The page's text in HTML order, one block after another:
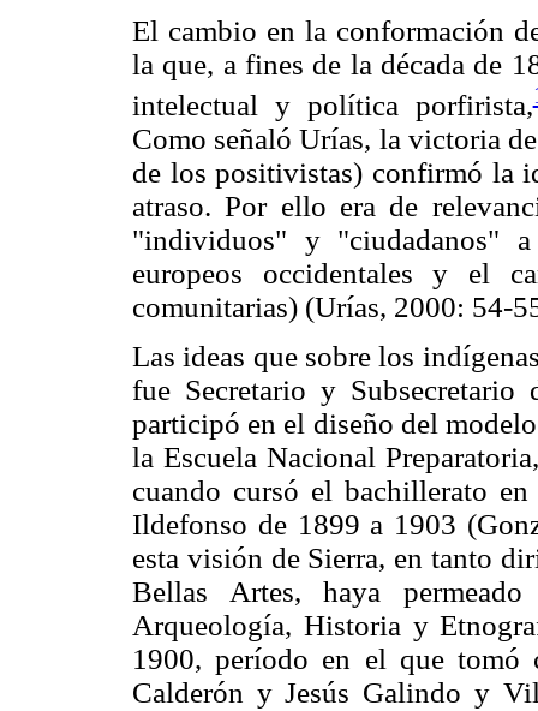
El cambio en la conformación
la que, a fines de la década de
intelectual y política porfirista,
Como señaló Urías, la victoria
de los positivistas) confirmó la
atraso. Por ello era de
"individuos" y "ciudadanos"
europeos occidentales y el
comunitarias) (Urías, 2000: 54-
Las ideas que sobre los
fue Secretario y
participó en el diseño del
la Escuela Nacional
cuando cursó el bachillerato
Ildefonso de 1899 a 1903
esta visión de Sierra, en tanto
Bellas Artes, haya
Arqueología, Historia y
1900, período en el que tomó
Calderón y Jesús Galindo y